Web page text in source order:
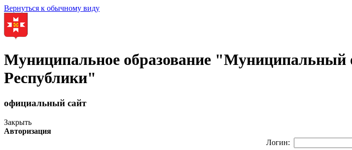
Вернуться к обычному виду
Муниципальное образование
Республики"
официальный сайт
Закрыть
Авторизация
Логин: